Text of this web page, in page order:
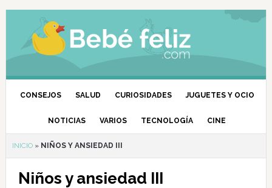
CONSEJOS SALUD CURIOSIDADES JUGUETES Y OCIO
NOTICIAS VARIOS TECNOLOGÍA CINE
INICIO» NIÑOS Y ANSIEDAD III
Niños y ansiedad III